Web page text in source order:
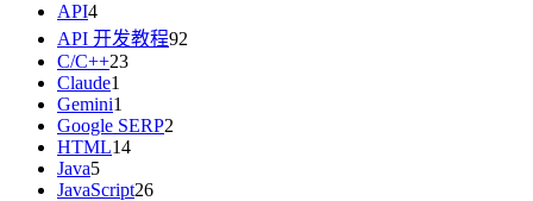
API4
API 开发教程92
C/C++23
Claude1
Gemini1
Google SERP2
HTML14
Java5
JavaScript26